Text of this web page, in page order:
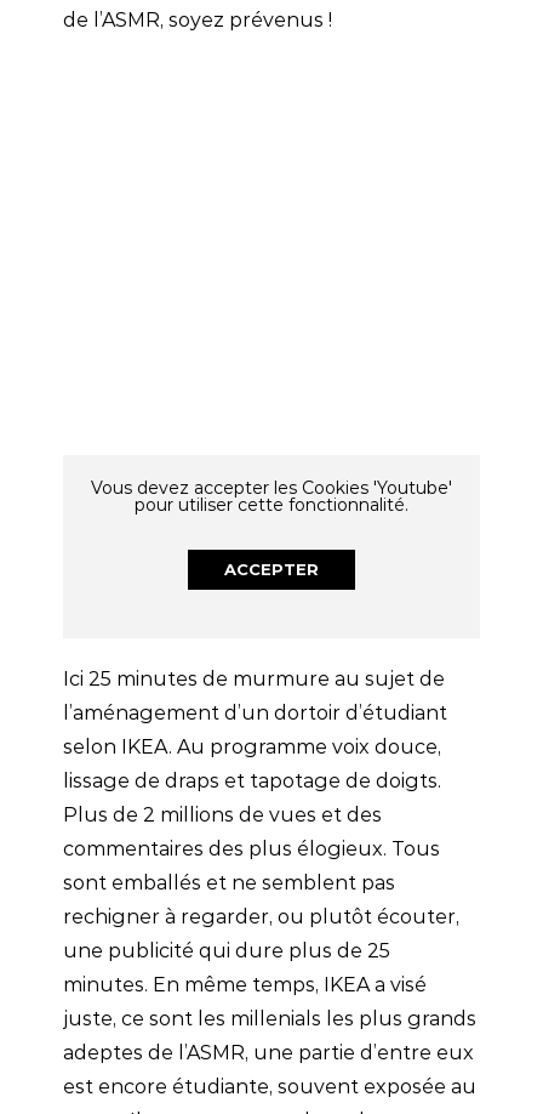
de l’ASMR, soyez prévenus !
Vous devez accepter les Cookies 'Youtube'
pour utiliser cette fonctionnalité.
ACCEPTER
Ici 25 minutes de murmure au sujet de
l’aménagement d’un dortoir d’étudiant
selon IKEA. Au programme voix douce,
lissage de draps et tapotage de doigts.
Plus de 2 millions de vues et des
commentaires des plus élogieux. Tous
sont emballés et ne semblent pas
rechigner à regarder, ou plutôt écouter,
une publicité qui dure plus de 25
minutes. En même temps, IKEA a visé
juste, ce sont les millenials les plus grands
adeptes de l’ASMR, une partie d’entre eux
est encore étudiante, souvent exposée au